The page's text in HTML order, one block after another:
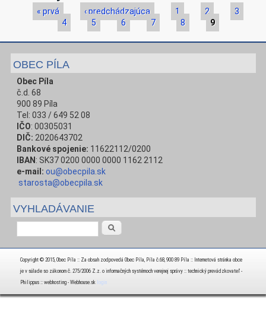
Stránky
« prvá ‹ predchádzajúca 1 2
3
4
5 6 7 8 9
OBEC PÍLA
Obec Píla
č.d. 68
900 89 Píla
Tel: 033 / 649 52 08
IČO: 00305031
DIČ: 2020643702
Bankové spojenie: 11622112/0200
IBAN : SK37 0200 0000 0000 1162 2112
e-mail: ou@obecpila.sk
starosta@obecpila.sk
VYHLADÁVANIE
Copyright © 2015, Obec Píla :: Za obsah zodpovedá Obec Píla, Píla č.68, 900 89 Píla :: Internetová stránka obce
je v súlade so zákonom č. 275/2006 Z.z. o informačných systémoch verejnej správy :: technický prevádzkovateľ -
Philippus :: webhosting - Webhouse.sk login